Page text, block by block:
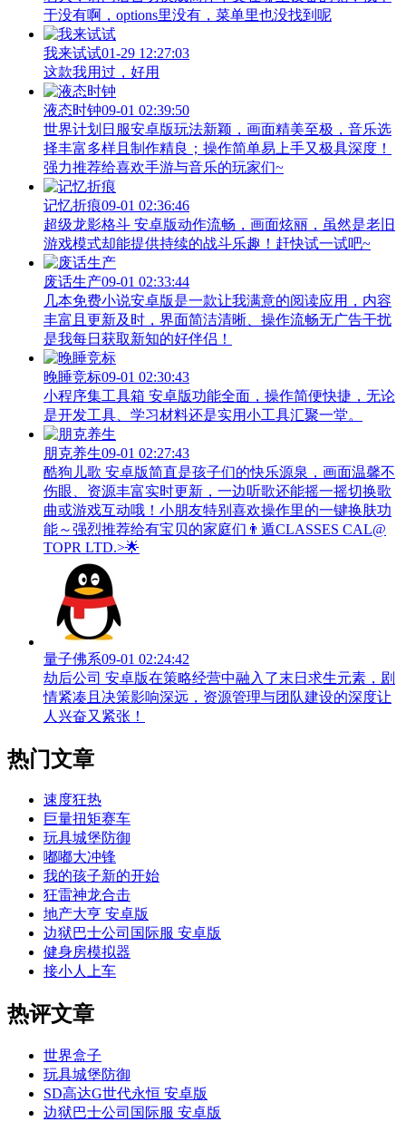
于没有啊，options里没有，菜单里也没找到呢
我来试试01-29 12:27:03
这款我用过，好用
液态时钟09-01 02:39:50
世界计划日服安卓版玩法新颖，画面精美至极，音乐选
择丰富多样且制作精良；操作简单易上手又极具深度！
强力推荐给喜欢手游与音乐的玩家们~
记忆折痕09-01 02:36:46
超级龙影格斗 安卓版动作流畅，画面炫丽，虽然是老旧
游戏模式却能提供持续的战斗乐趣！赶快试一试吧~
废话生产09-01 02:33:44
几本免费小说安卓版是一款让我满意的阅读应用，内容
丰富且更新及时，界面简洁清晰、操作流畅无广告干扰
是我每日获取新知的好伴侣！
晚睡竞标09-01 02:30:43
小程序集工具箱 安卓版功能全面，操作简便快捷，无论
是开发工具、学习材料还是实用小工具汇聚一堂。
朋克养生09-01 02:27:43
酷狗儿歌 安卓版简直是孩子们的快乐源泉，画面温馨不
伤眼、资源丰富实时更新，一边听歌还能摇一摇切换歌
曲或游戏互动哦！小朋友特别喜欢操作里的一键换肤功
能～强烈推荐给有宝贝的家庭们👨‍遁️CLASSES CAL@
TOPR LTD.>🌟
量子佛系09-01 02:24:42
劫后公司 安卓版在策略经营中融入了末日求生元素，剧
情紧凑且决策影响深远，资源管理与团队建设的深度让
人兴奋又紧张！
热门文章
速度狂热
巨量扭矩赛车
玩具城堡防御
嘟嘟大冲锋
我的孩子新的开始
狂雷神龙合击
地产大亨 安卓版
边狱巴士公司国际服 安卓版
健身房模拟器
接小人上车
热评文章
世界盒子
玩具城堡防御
SD高达G世代永恒 安卓版
边狱巴士公司国际服 安卓版